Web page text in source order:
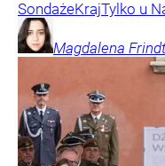
SondażeKrajTylko u
Magdalena Frindt